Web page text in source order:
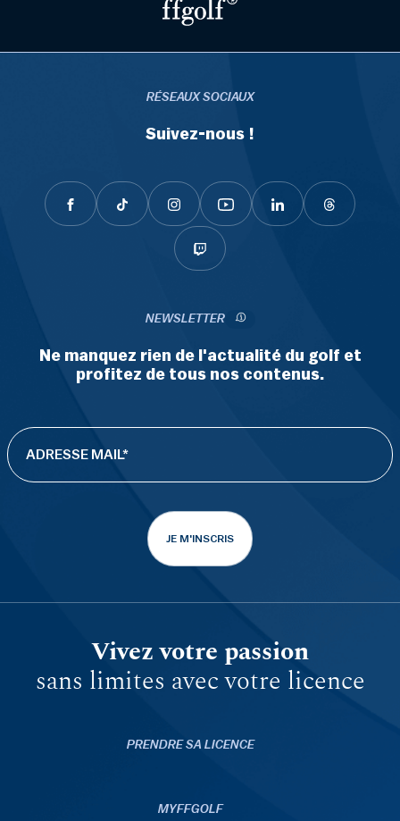
RÉSEAUX SOCIAUX
Suivez-nous !
NEWSLETTER
Ne manquez rien de l'actualité du golf et
profitez de tous nos contenus.
JE M'INSCRIS
Vivez votre passion
sans limites avec votre licence
PRENDRE SA LICENCE
MYFFGOLF